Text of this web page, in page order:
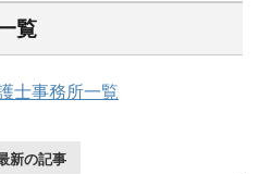
覧
士事務所一覧
新の記事